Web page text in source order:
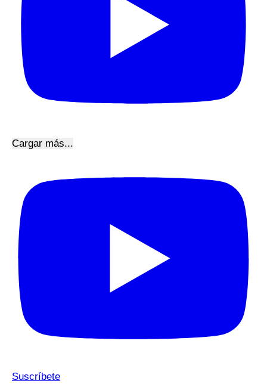
Cargar más...
Suscríbete